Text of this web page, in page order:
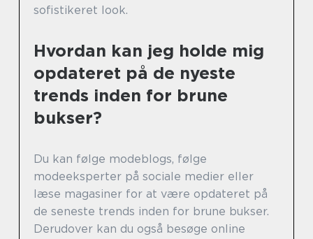
sofistikeret look.
Hvordan kan jeg holde mig
opdateret på de nyeste
trends inden for brune
bukser?
Du kan følge modeblogs, følge
modeeksperter på sociale medier eller
læse magasiner for at være opdateret på
de seneste trends inden for brune bukser.
Derudover kan du også besøge online